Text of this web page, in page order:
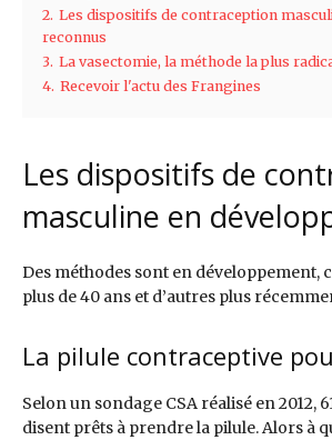
2. Les dispositifs de contraception
reconnus
3. La vasectomie, la méthode la plus
4. Recevoir l'actu des Frangines
Les dispositifs de
masculine en
Des méthodes sont en développement,
plus de 40 ans et d’autres plus
La pilule contraceptive
Selon un sondage CSA réalisé en 2012,
disent prêts à prendre la pilule. Alors à